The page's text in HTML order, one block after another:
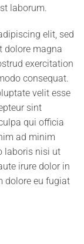
laborum.
elit, sed
dolore magna
exercitation
consequat.
velit esse
sint
qui officia
ad minim
laboris nisi ut
irure dolor in
dolore eu fugiat